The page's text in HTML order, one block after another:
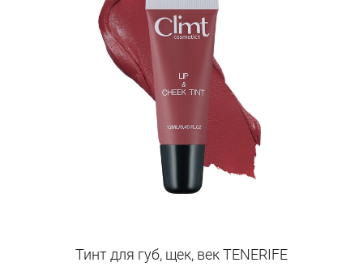
Тинт для губ, щек, век TENERIFE